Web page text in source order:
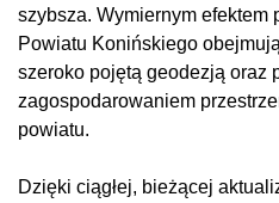
szybsza. Wymiernym efektem
Powiatu Konińskiego
szeroko pojętą geodezją oraz
zagospodarowaniem
powiatu.
Dzięki ciągłej, bieżącej